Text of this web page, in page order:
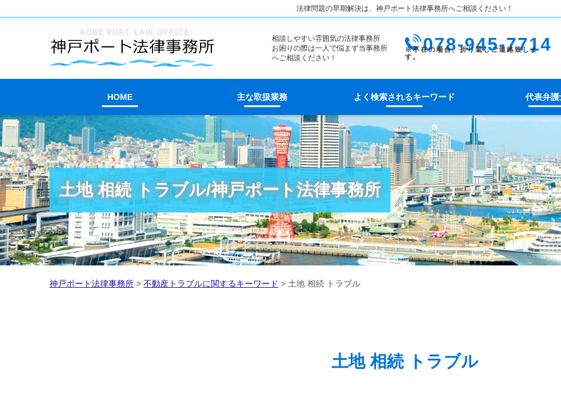
法律問題の早期解決は、神戸ポート法律事務所へご相談ください！
相談しやすい雰囲気の法律事務所
お困りの際は一人で悩まず当事務所
へご相談ください！
078-945-7714
HOME 主な取扱業務 よく検索されるキーワード 代表弁護
土地 相続 トラブル/神戸ポート法律事務所
神戸ポート法律事務所 > 不動産トラブルに関するキーワード > 土地 相続 トラブル
土地 相続 トラブル